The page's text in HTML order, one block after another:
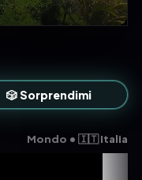
🎲 Sorprendimi
Mondo • 🇮🇹 Italia